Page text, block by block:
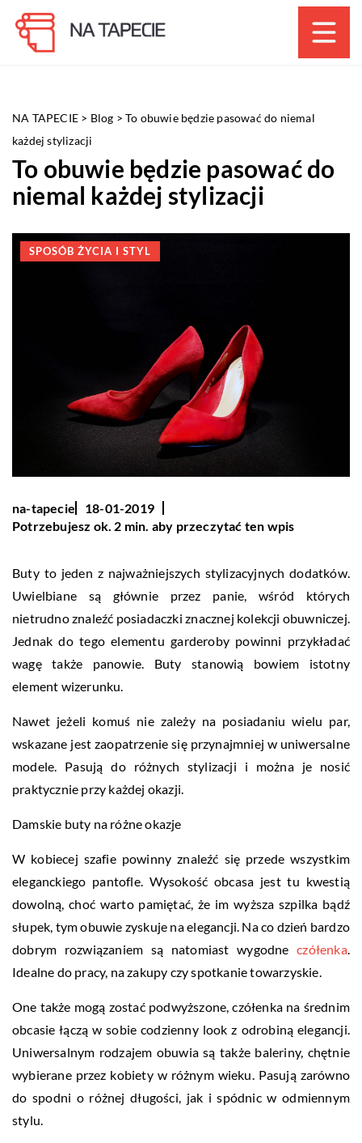
NA TAPECIE > Blog >To obuwie będzie pasować do niemal
każdej stylizacji
To obuwie będzie pasować do
niemal każdej stylizacji
SPOSÓB ŻYCIA I STYL
na-tapecie
18-01-2019
Potrzebujesz ok. 2 min. aby przeczytać ten wpis
Buty to jeden z najważniejszych stylizacyjnych dodatków.
Uwielbiane są głównie przez panie, wśród których
nietrudno znaleźć posiadaczki znacznej kolekcji obuwniczej.
Jednak do tego elementu garderoby powinni przykładać
wagę także panowie. Buty stanowią bowiem istotny
element wizerunku.
Nawet jeżeli komuś nie zależy na posiadaniu wielu par,
wskazane jest zaopatrzenie się przynajmniej w uniwersalne
modele. Pasują do różnych stylizacji i można je nosić
praktycznie przy każdej okazji.
Damskie buty na różne okazje
W kobiecej szafie powinny znaleźć się przede wszystkim
eleganckiego pantofle. Wysokość obcasa jest tu kwestią
dowolną, choć warto pamiętać, że im wyższa szpilka bądź
słupek, tym obuwie zyskuje na elegancji. Na co dzień bardzo
dobrym rozwiązaniem są natomiast wygodneczółenka.
Idealne do pracy, na zakupy czy spotkanie towarzyskie.
One także mogą zostać podwyższone, czółenka na średnim
obcasie łączą w sobie codzienny look z odrobiną elegancji.
Uniwersalnym rodzajem obuwia są także baleriny, chętnie
wybierane przez kobiety w różnym wieku. Pasują zarówno
do spodni o różnej długości, jak i spódnic w odmiennym
stylu.